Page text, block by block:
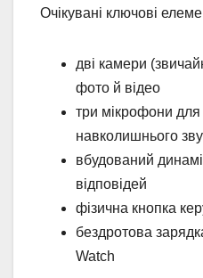
Очікувані ключові
дві камери
фото й відео
три мікрофони для
навколишнього
вбудований
відповідей
фізична кнопка
бездротова
Watch